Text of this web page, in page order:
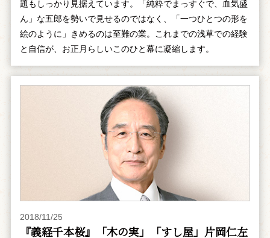
題もしっかり見据えています。「純粋でまっすぐで、血気盛
ん」な五郎を勢いで見せるのではなく、「一つひとつの形を
絵のように」きめるのは至難の業。これまでの浅草での経験
と自信が、お正月らしいこのひと幕に凝縮します。
2018/11/25
『義経千本桜』「木の実」「すし屋」片岡仁左